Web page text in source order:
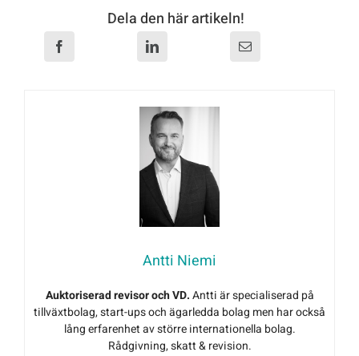
Dela den här artikeln!
Antti Niemi
Auktoriserad revisor och VD.Antti är specialiserad på
tillväxtbolag, start-ups och ägarledda bolag men har också
lång erfarenhet av större internationella bolag.
Rådgivning, skatt & revision.